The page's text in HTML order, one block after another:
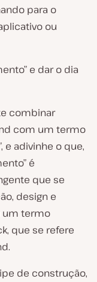
para o
ou
e dar o dia
combinar
com um termo
e adivinhe o que,
é
que se
design e
um termo
que se refere
de construção,